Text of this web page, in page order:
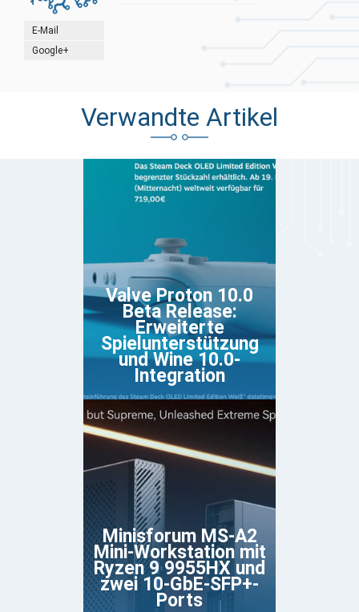
E-Mail
Google+
Verwandte Artikel
Valve Proton 10.0
Beta Release:
Erweiterte
Spielunterstützung
und Wine 10.0-
Integration
Minisforum MS-A2
Mini-Workstation mit
Ryzen 9 9955HX und
zwei 10-GbE-SFP+-
Ports